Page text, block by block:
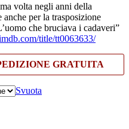
volta negli anni della
per la trasposizione
che bruciava i cadaveri”
title/tt0063633/
GRATUITA
Svuota